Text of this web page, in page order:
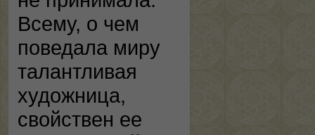
Всему, о чем
поведала миру
талантливая
художница,
свойствен ее